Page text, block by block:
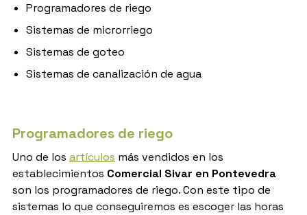
Programadores de riego
Sistemas de microrriego
Sistemas de goteo
Sistemas de canalización de agua
Programadores de riego
Uno de los artículos más vendidos en los
establecimientos Comercial Sivar en Pontevedra
son los programadores de riego. Con este tipo de
sistemas lo que conseguiremos es escoger las horas